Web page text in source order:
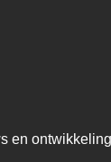
en